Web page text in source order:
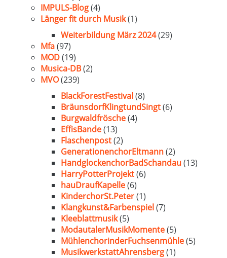
IMPULS-Blog(4)
Länger fit durch Musik(1)
Weiterbildung März 2024(29)
Mfa(97)
MOD(19)
Musica-DB(2)
MVO(239)
BlackForestFestival(8)
BräunsdorfKlingtundSingt(6)
Burgwaldfrösche(4)
EffisBande(13)
Flaschenpost(2)
GenerationenchorEltmann(2)
HandglockenchorBadSchandau(13)
HarryPotterProjekt(6)
hauDraufKapelle(6)
KinderchorSt.Peter(1)
Klangkunst&Farbenspiel(7)
Kleeblattmusik(5)
ModautalerMusikMomente(5)
MühlenchorinderFuchsenmühle(5)
MusikwerkstattAhrensberg(1)